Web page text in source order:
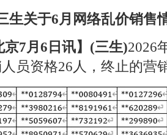
生关于6月网络乱价销售
京7月6日讯】(三生)2026
员资格26人，终止的营